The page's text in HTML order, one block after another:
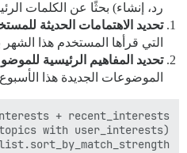
رد، إنشاء) بحثًا عن الكلمات
تحديد الاهتمامات الحديثة
التي قرأها المستخدم هذا
تحديد المفاهيم الرئيسية
الموضوعات الجديدة هذا الأسبوع